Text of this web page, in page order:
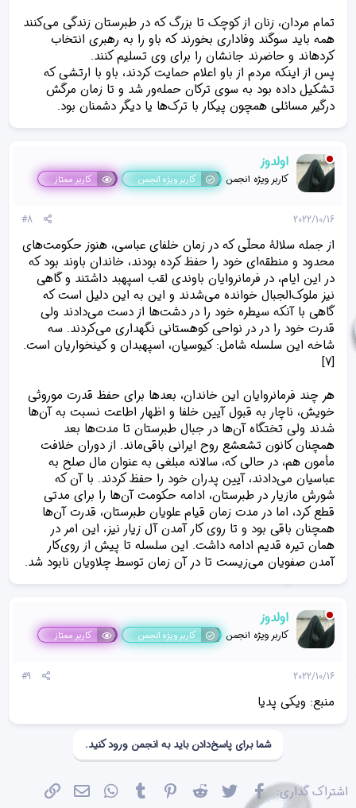
تمام مردان، زنان از کوچک تا بزرگ که در طبرستان زندگی می‌کنند
همه باید سوگند وفاداری بخورند که باو را به رهبری انتخاب
کرده‍اند و حاضرند جانشان را برای وی تسلیم کنند.
پس از اینکه مردم از باو اعلام حمایت کردند، باو با ارتشی که
تشکیل داده بود به سوی ترکان حمله‌ور شد و تا زمان مرگش
درگیر مسائلی همچون پیکار با ترک‌ها یا دیگر دشمنان بود.
اولدوز
کاربر ویژه انجمن کاربر ویژه انجمن کاربر ممتاز
2022/10/16
#8
از جمله سلالهٔ محلّی که در زمان خلفای عباسی، هنوز حکومت‌های
محدود و منطقه‌ای خود را حفظ کرده بودند، خاندان باوند بود که
در این ایام، در فرمانروایان باوندی لقب اسپهبد داشتند و گاهی
نیز ملوک‌الجبال خوانده می‌شدند و این به این دلیل است که
گاهی با آنکه سیطره خود را در دشت‌ها از دست می‌دادند ولی
قدرت خود را در در نواحی کوهستانی نگهداری می‌کردند. سه
شاخه این سلسله شامل: کیوسیان، اسپهبدان و کینخواریان است.
[۷]
هر چند فرمانروایان این خاندان، بعدها برای حفظ قدرت موروثی
خویش، ناچار به قبول آیین خلفا و اظهار اطاعت نسبت به آن‌ها
شدند ولی تختگاه آن‌ها در جبال طبرستان تا مدت‌ها بعد
همچنان کانون تشعشع روح ایرانی باقی‌ماند. از دوران خلافت
مأمون هم، در حالی که، سالانه مبلغی به عنوان مال صلح به
عباسیان می‌دادند، آیین پدران خود را حفظ کردند. با آن که
شورش مازیار در طبرستان، ادامه حکومت آن‌ها را برای مدتی
قطع کرد، اما در مدت زمان قیام علویان طبرستان، قدرت آن‌ها
همچنان باقی بود و تا روی کار آمدن آل زیار نیز، این امر در
همان تیره قدیم ادامه داشت. این سلسله تا پیش از روی‌کار
آمدن صفویان می‌زیست تا در آن زمان توسط چلاویان نابود شد.
اولدوز
کاربر ویژه انجمن کاربر ویژه انجمن کاربر ممتاز
2022/10/16
#9
منبع: ویکی پدیا
شما برای پاسخ‌دادن باید به انجمن ورود کنید.
اشتراک گذاری: فیسبوک تویتر Reddit
Pinterest
Tumblr
WhatsApp
ایمیل